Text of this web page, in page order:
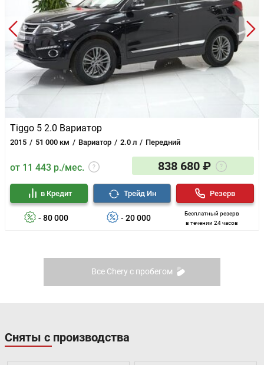
Tiggo 5 2.0 Вариатор
2015 51 000 км Вариатор 2.0 л Передний
от 11 443 р./мес. 838 680 ₽
- 80 000
в Кредит
- 20 000
Трейд Ин
Бесплатный резерв
в течении 24 часов
Резерв
Все Chery с пробегом
Сняты с производства